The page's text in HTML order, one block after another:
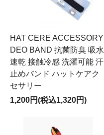
HAT CERE ACCESSORY
DEO BAND 抗菌防臭 吸水
速乾 接触冷感 洗濯可能 汗
止めバンド ハットケアク
セサリー
1,200円(税込1,320円)